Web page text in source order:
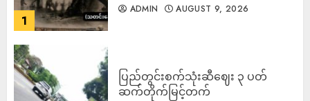
1
ADMIN AUGUST 9, 2026
ပြည်တွင်းစက်သုံးဆီဈေး ၃ ပတ်
ဆက်တိုက်မြင့်တက်